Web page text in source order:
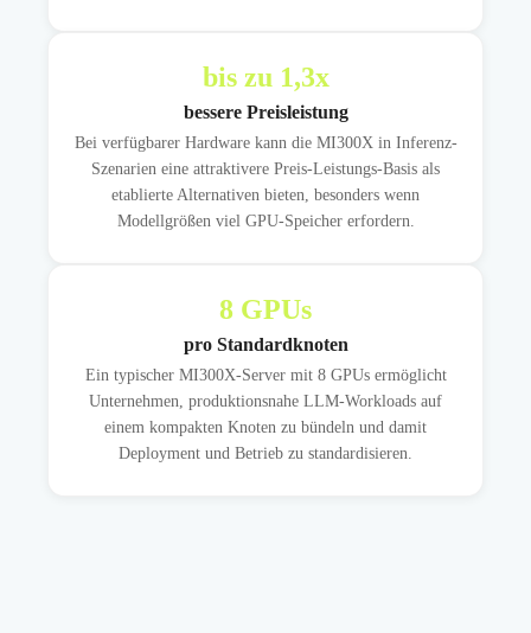
bis zu 1,3x
bessere Preisleistung
Bei verfügbarer Hardware kann die MI300X in Inferenz-
Szenarien eine attraktivere Preis-Leistungs-Basis als
etablierte Alternativen bieten, besonders wenn
Modellgrößen viel GPU-Speicher erfordern.
8 GPUs
pro Standardknoten
Ein typischer MI300X-Server mit 8 GPUs ermöglicht
Unternehmen, produktionsnahe LLM-Workloads auf
einem kompakten Knoten zu bündeln und damit
Deployment und Betrieb zu standardisieren.